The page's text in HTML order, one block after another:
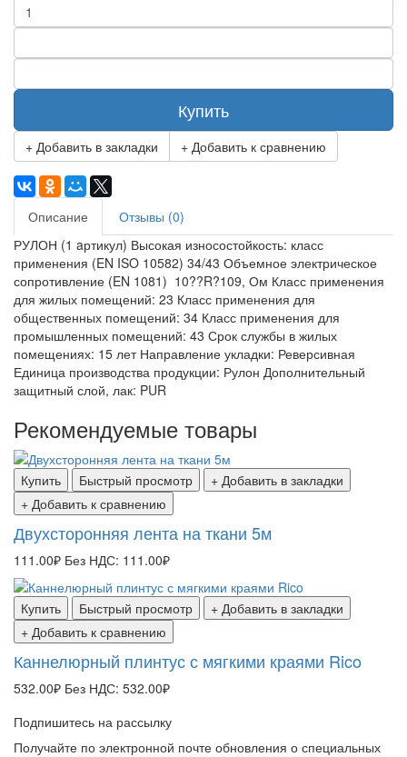
Купить
+ Добавить в закладки + Добавить к сравнению
Описание
Отзывы (0)
РУЛОН (1 aртикул) Высокая износостойкость: класс
применения (EN ISO 10582) 34/43 Объемное электрическое
сопротивление (EN 1081) 10??R?109, Ом Класс применения
для жилых помещений: 23 Класс применения для
общественных помещений: 34 Класс применения для
промышленных помещений: 43 Срок службы в жилых
помещениях: 15 лет Направление укладки: Реверсивная
Единица производства продукции: Рулон Дополнительный
защитный слой, лак: PUR
Рекомендуемые товары
Купить Быстрый просмотр
+ Добавить в закладки
+ Добавить к сравнению
Двухсторонняя лента на ткани 5м
111.00₽ Без НДС: 111.00₽
Купить Быстрый просмотр
+ Добавить в закладки
+ Добавить к сравнению
Каннелюрный плинтус с мягкими краями Rico
532.00₽ Без НДС: 532.00₽
Подпишитесь на рассылку
Получайте по электронной почте обновления о специальных